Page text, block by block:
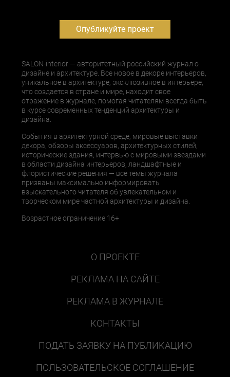
Опубликуйте проект
SALON-interior — авторитетный российский журнал о
дизайне и архитектуре. Все новое в декоре интерьеров,
уникальное в архитектуре, эксклюзивное в интерьере,
что создается в стране и мире, находит свое
отражение в журнале, помогая читателям всегда быть
в курсе современных тенденций архитектуры и
дизайна.
События в архитектурной среде, мировые выставки
декора, обзоры аксессуаров, архитектурных стилей,
исторические здания, интервью с мировыми звездами
в области дизайна интерьеров, ландшафтные и
флористические решения — все темы журнала
призваны максимально информировать
взыскательного читателя об увлекательном и
творческом мире частной архитектуры и дизайна.
Возрастное ограничение 16+
О ПРОЕКТЕ
РЕКЛАМА НА САЙТЕ
РЕКЛАМА В ЖУРНАЛЕ
КОНТАКТЫ
ПОДАТЬ ЗАЯВКУ НА ПУБЛИКАЦИЮ
ПОЛЬЗОВАТЕЛЬСКОЕ СОГЛАШЕНИЕ